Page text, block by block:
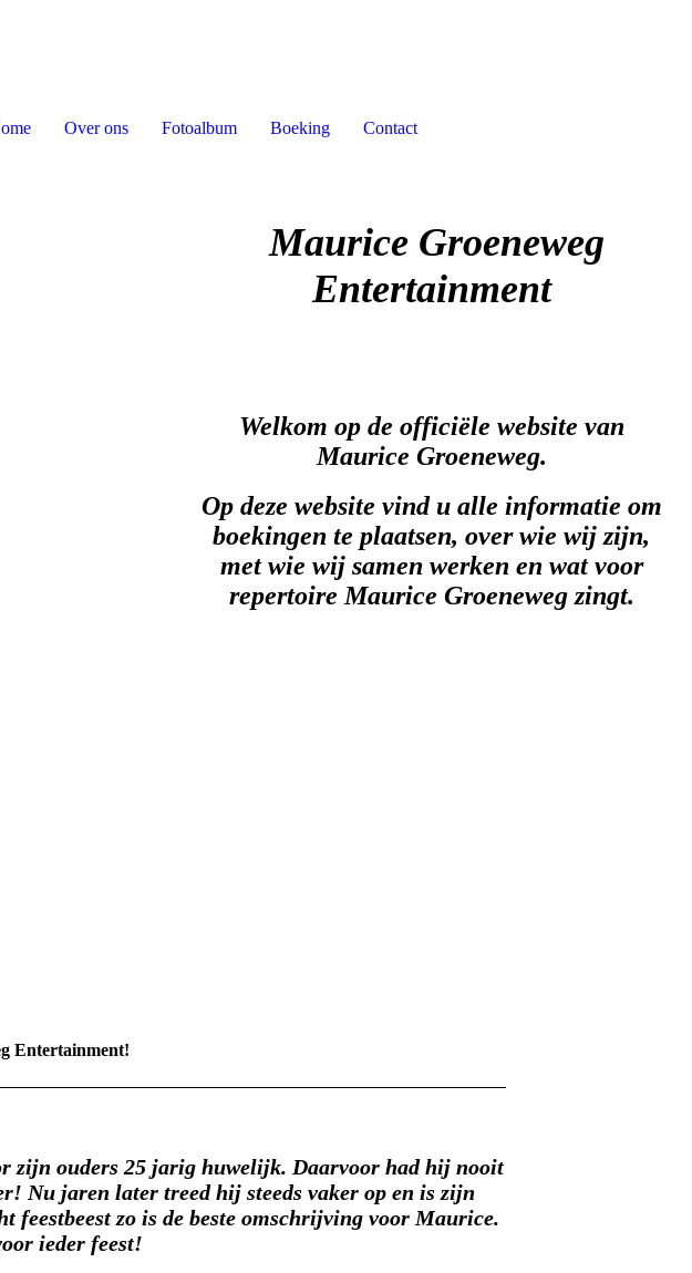
Over ons Fotoalbum Boeking Contact
Maurice Groeneweg
Entertainment
Welkom op de officiële website van
Maurice Groeneweg.
Op deze website vind u alle informatie om
boekingen te plaatsen, over wie wij zijn,
met wie wij samen werken en wat voor
repertoire Maurice Groeneweg zingt.
Entertainment!
zijn ouders 25 jarig huwelijk. Daarvoor had hij nooit
Nu jaren later treed hij steeds vaker op en is zijn
feestbeest zo is de beste omschrijving voor Maurice.
ieder feest!